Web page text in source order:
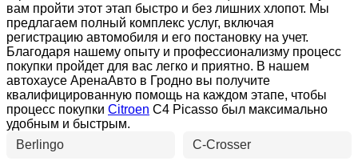
вам пройти этот этап быстро и без лишних хлопот. Мы
предлагаем полный комплекс услуг, включая
регистрацию автомобиля и его постановку на учет.
Благодаря нашему опыту и профессионализму процесс
покупки пройдет для вас легко и приятно. В нашем
автохаусе АренаАвто в Гродно вы получите
квалифицированную помощь на каждом этапе, чтобы
процесс покупки Citroen C4 Picasso был максимально
удобным и быстрым.
Berlingo
C-Crosser